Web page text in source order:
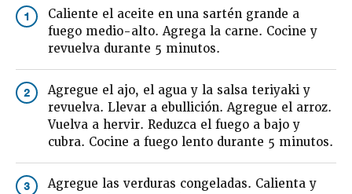
1
Caliente el aceite en una sartén grande a
fuego medio-alto. Agrega la carne. Cocine y
revuelva durante 5 minutos.
2
Agregue el ajo, el agua y la salsa teriyaki y
revuelva. Llevar a ebullición. Agregue el arroz.
Vuelva a hervir. Reduzca el fuego a bajo y
cubra. Cocine a fuego lento durante 5 minutos.
3
Agregue las verduras congeladas. Calienta y